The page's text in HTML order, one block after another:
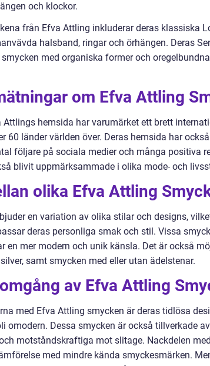
och klockor.
från Efva Attling inkluderar deras klassiska
halsband, ringar och örhängen. Deras
med organiska former och
om Efva Attling
hemsida har varumärket ett brett
60 länder världen över. Deras hemsida har
följare på sociala medier och många positiva
blivit uppmärksammade i olika mode- och
olika Efva Attling
en variation av olika stilar och designs,
deras personliga smak och stil. Vissa
en mer modern och unik känsla. Det är också
samt smycken med eller utan ädelstenar.
av Efva Attling
med Efva Attling smycken är deras tidlösa
omodern. Dessa smycken är också tillverkade
motståndskraftiga mot slitage. Nackdelen
med mindre kända smyckesmärken.